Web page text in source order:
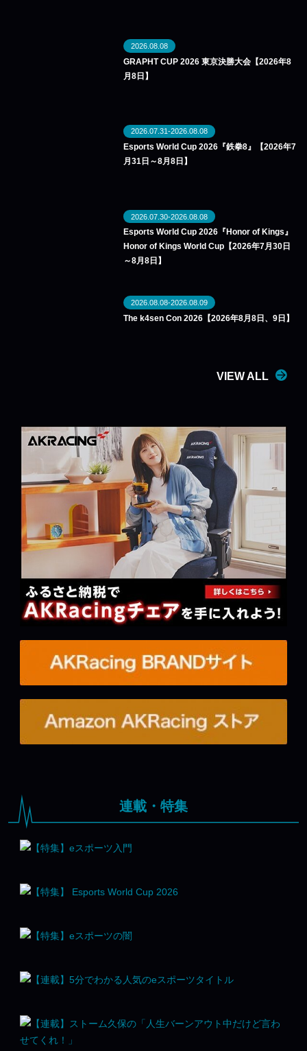
2026.08.08
GRAPHT CUP 2026 東京決勝大会【2026年8
月8日】
2026.07.31-2026.08.08
Esports World Cup 2026『鉄拳8』【2026年7
月31日～8月8日】
2026.07.30-2026.08.08
Esports World Cup 2026『Honor of Kings』
Honor of Kings World Cup【2026年7月30日
～8月8日】
2026.08.08-2026.08.09
The k4sen Con 2026【2026年8月8日、9日】
VIEW ALL
連載・特集